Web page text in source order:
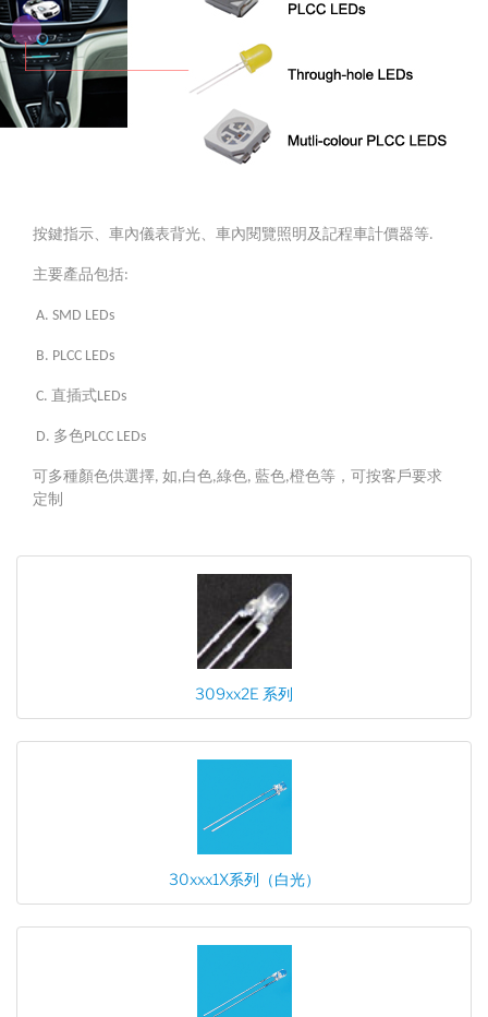
按鍵指示、車內儀表背光、車內閱覽照明及記程車計價器等.
主要產品包括:
A. SMD LEDs
B. PLCC LEDs
C. 直插式LEDs
D. 多色PLCC LEDs
可多種顏色供選擇, 如,白色,綠色, 藍色,橙色等，可按客戶要求
定制
309xx2E 系列
30xxx1X系列（白光）